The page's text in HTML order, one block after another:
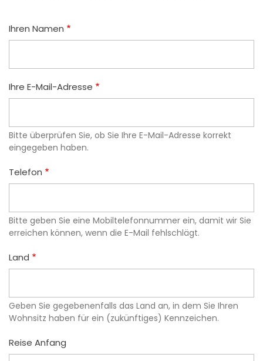
Ihren Namen
Ihre E-Mail-Adresse
Bitte überprüfen Sie, ob Sie Ihre E-Mail-Adresse korrekt
eingegeben haben.
Telefon
Bitte geben Sie eine Mobiltelefonnummer ein, damit wir Sie
erreichen können, wenn die E-Mail fehlschlägt.
Land
Geben Sie gegebenenfalls das Land an, in dem Sie Ihren
Wohnsitz haben für ein (zukünftiges) Kennzeichen.
Reise Anfang